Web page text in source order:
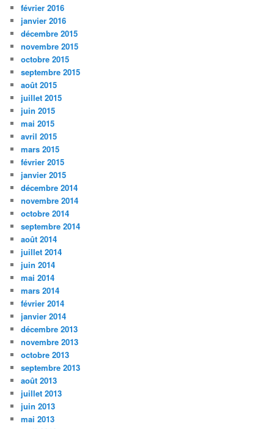
février 2016
janvier 2016
décembre 2015
novembre 2015
octobre 2015
septembre 2015
août 2015
juillet 2015
juin 2015
mai 2015
avril 2015
mars 2015
février 2015
janvier 2015
décembre 2014
novembre 2014
octobre 2014
septembre 2014
août 2014
juillet 2014
juin 2014
mai 2014
mars 2014
février 2014
janvier 2014
décembre 2013
novembre 2013
octobre 2013
septembre 2013
août 2013
juillet 2013
juin 2013
mai 2013